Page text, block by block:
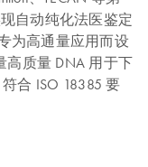
自动纯化法医鉴定
为高通量应用而设
高质量 DNA 用于下
符合 ISO 18385 要